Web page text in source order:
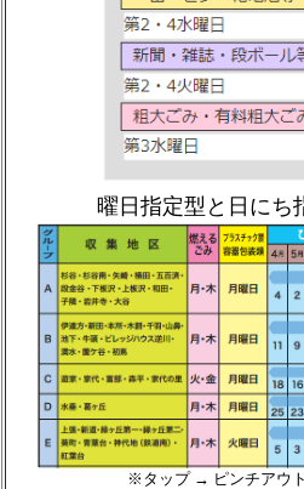
曜日指定型と日にち
※タップ → ピンチアウ